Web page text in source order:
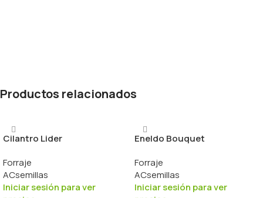
Productos relacionados
Cilantro Lider
Forraje
ACsemillas
Iniciar sesión para ver
Eneldo Bouquet
Forraje
ACsemillas
Iniciar sesión para ver